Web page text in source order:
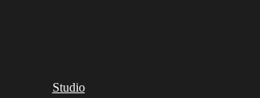
Studio